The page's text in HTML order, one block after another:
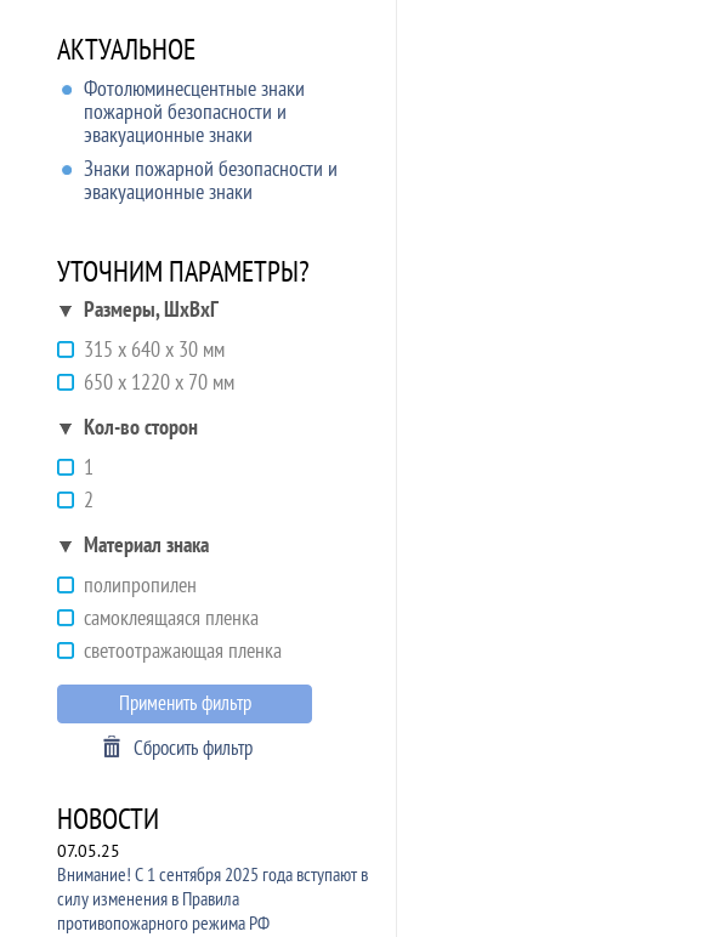
АКТУАЛЬНОЕ
Фотолюминесцентные знаки
пожарной безопасности и
эвакуационные знаки
Знаки пожарной безопасности и
эвакуационные знаки
УТОЧНИМ ПАРАМЕТРЫ?
Размеры, ШхВхГ
315 х 640 х 30 мм
650 х 1220 х 70 мм
Кол-во сторон
1
2
Материал знака
полипропилен
самоклеящаяся пленка
светоотражающая пленка
Применить фильтр
Сбросить фильтр
НОВОСТИ
07.05.25
Внимание! С 1 сентября 2025 года вступают в
силу изменения в Правила
противопожарного режима РФ